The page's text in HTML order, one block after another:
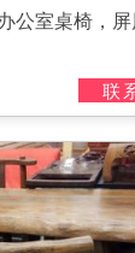
公室桌椅，
联